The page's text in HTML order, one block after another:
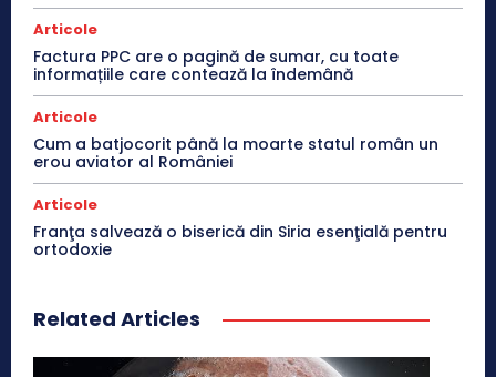
Articole
Factura PPC are o pagină de sumar, cu toate
informațiile care contează la îndemână
Articole
Cum a batjocorit până la moarte statul român un
erou aviator al României
Articole
Franţa salvează o biserică din Siria esenţială pentru
ortodoxie
Related Articles